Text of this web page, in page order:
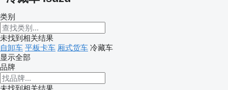
类别
未找到相关结果
自卸车 平板卡车 厢式货车 冷藏车
显示全部
品牌
未找到相关结果